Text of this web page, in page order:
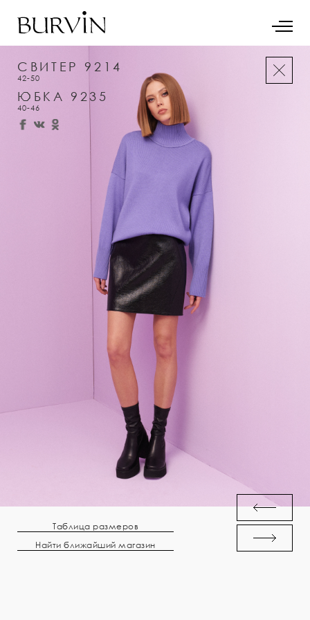
СВИТЕР 9214
42-50
ЮБКА 9235
40-46
Таблица размеров
Найти ближайший магазин